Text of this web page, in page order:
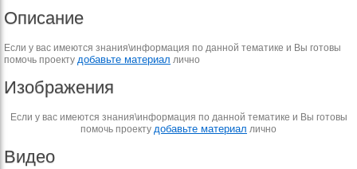
Описание
Если у вас имеются знания\информация по данной тематике и Вы готовы
помочь проекту добавьте материал лично
Изображения
Если у вас имеются знания\информация по данной тематике и Вы готовы
помочь проекту добавьте материал лично
Видео